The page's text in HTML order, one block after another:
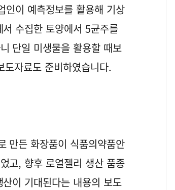
인이 예측정보를 활용해 기상
수집한 토양에서 5균주를
단일 미생물을 활용할 때보
자료도 준비하였습니다.
만든 화장품이 식품의약품안
고, 향후 로열젤리 생산 품종
이 기대된다는 내용의 보도